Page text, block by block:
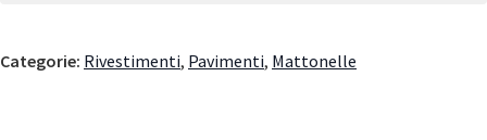
Categorie: Rivestimenti, Pavimenti, Mattonelle